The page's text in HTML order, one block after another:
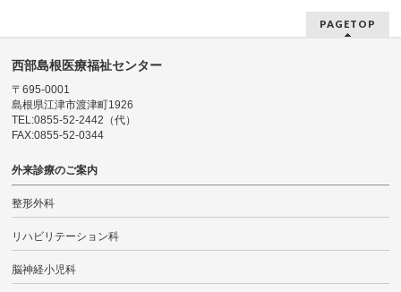
PAGETOP
西部島根医療福祉センター
〒695-0001
島根県江津市渡津町1926
TEL:0855-52-2442（代）
FAX:0855-52-0344
外来診療のご案内
整形外科
リハビリテーション科
脳神経小児科